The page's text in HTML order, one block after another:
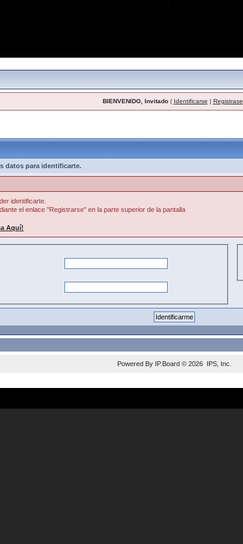
BIENVENIDO, Invitado( Identificarse | Registrase
datos para identificarte.
identificarte.
el enlace "Registrarse" en la parte superior de la pantalla
Aquí!
Powered By IP.Board © 2026 IPS, Inc